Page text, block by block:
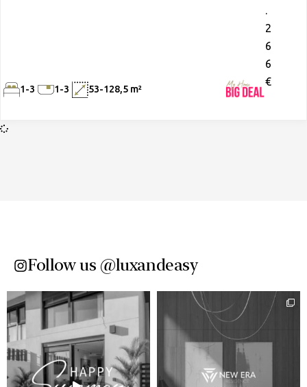
.
2
6
6
€
1-3 1-3 53-128,5 m²
Follow us @luxandeasy​